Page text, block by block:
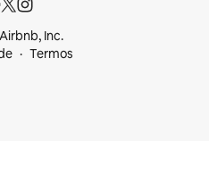
Inc.
Termos